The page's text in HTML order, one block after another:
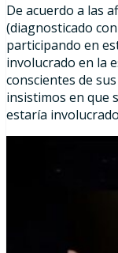
De acuerdo a las
(diagnosticado
participando en
involucrado en la
conscientes de
insistimos en que
estaría